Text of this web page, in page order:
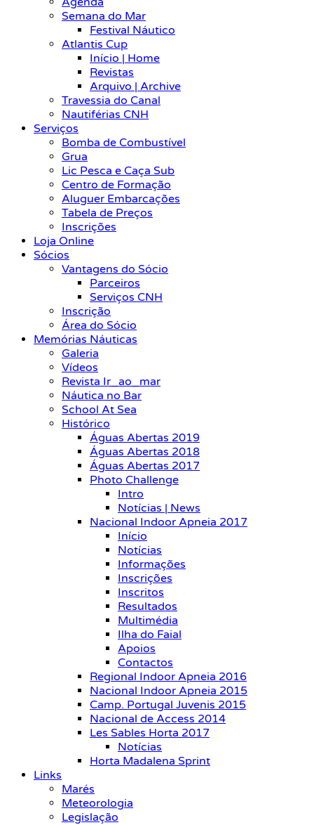
Semana do Mar
Festival Náutico
Atlantis Cup
Início | Home
Revistas
Arquivo | Archive
Travessia do Canal
Nautiférias CNH
Serviços
Bomba de Combustível
Grua
Lic Pesca e Caça Sub
Centro de Formação
Aluguer Embarcações
Tabela de Preços
Inscrições
Loja Online
Sócios
Vantagens do Sócio
Parceiros
Serviços CNH
Inscrição
Área do Sócio
Memórias Náuticas
Galeria
Vídeos
Revista Ir_ao_mar
Náutica no Bar
School At Sea
Histórico
Águas Abertas 2019
Águas Abertas 2018
Águas Abertas 2017
Photo Challenge
Intro
Notícias | News
Nacional Indoor Apneia 2017
Início
Notícias
Informações
Inscrições
Inscritos
Resultados
Multimédia
Ilha do Faial
Apoios
Contactos
Regional Indoor Apneia 2016
Nacional Indoor Apneia 2015
Camp. Portugal Juvenis 2015
Nacional de Access 2014
Les Sables Horta 2017
Notícias
Horta Madalena Sprint
Links
Marés
Meteorologia
Legislação